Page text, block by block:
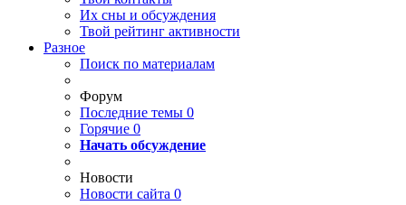
Их сны и обсуждения
Твой рейтинг активности
Разное
Поиск по материалам
Форум
Последние темы 0
Горячие 0
Начать обсуждение
Новости
Новости сайта 0